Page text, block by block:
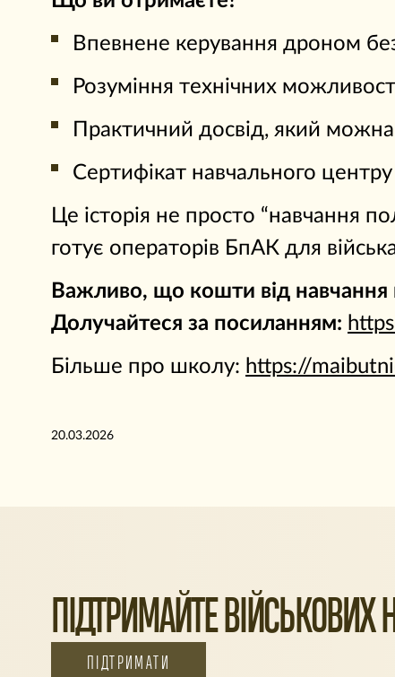
Впевнене керування дроном
Розуміння технічних
Практичний досвід, який можна
Сертифікат навчального центру
Це історія не просто “навчання
готує операторів БпАК для
Важливо, що кошти від навчання
Долучайтеся за посиланням:
Більше про школу: https://
20.03.2026
ПІДТРИМАЙТЕ ВІЙСЬКОВИХ
ПІДТРИМАТИ